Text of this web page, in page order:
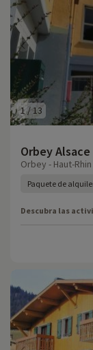
1/13
Orbey Alsace
Orbey - Haut-Rhin
Paquete de
Descubra las